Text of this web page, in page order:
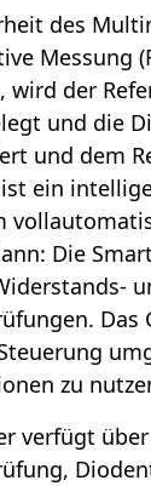
des
Messung
wird der
und die
und dem
ein
Die
Das
zu
verfügt